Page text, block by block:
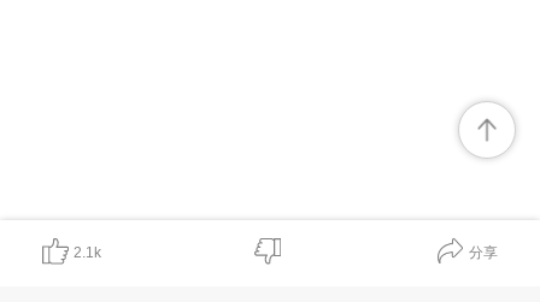
2.1k 分享
对我有帮助 非常有价值 内容无帮助